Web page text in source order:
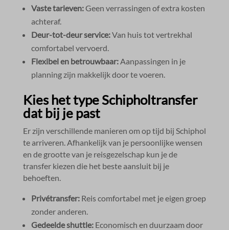
Vaste tarieven:Geen verrassingen of extra kosten
achteraf.​
Deur-tot-deur service:Van huis tot vertrekhal
comfortabel vervoerd.​
Flexibel en betrouwbaar:Aanpassingen in je
planning zijn makkelijk door te voeren.​
Kies het type Schipholtransfer
dat bij je past
Er zijn verschillende manieren om op tijd bij Schiphol
te arriveren.​ Afhankelijk van je persoonlijke wensen
en de grootte van je reisgezelschap kun je de
transfer kiezen die het beste aansluit bij je
behoeften.​
Privétransfer:Reis comfortabel met je eigen groep
zonder anderen.​
Gedeelde shuttle:Economisch en duurzaam door